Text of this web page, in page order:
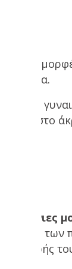
συχνές
των
στο
σπάνιες
αύξηση
της ζωής